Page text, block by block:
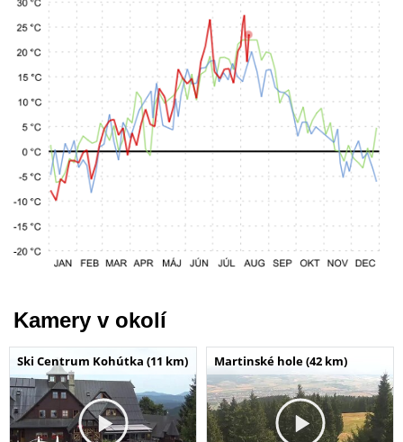
Kamery v okolí
Ski Centrum Kohútka (11 km) Martinské hole (42 km)